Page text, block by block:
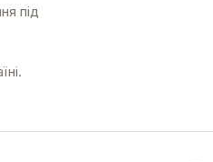
під